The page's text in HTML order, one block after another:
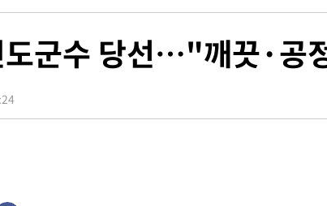
동해상으로 미상 발사체 발사"
로야구 3연전도 폭염 취소…11일 재개
폭풍' 축구협회…초유의 압수수색에 '충격·당황'
, 올여름 최고치 경신…영등포 순간 '40도'
, 대검 추가 압수수색…내란 중요임무종사 혐의
회복…0.26% 오른 801.67 마감
도군수 당선…"깨끗·공